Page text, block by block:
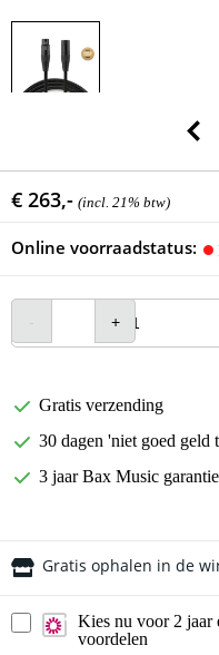
€ 263,- (incl. 21% btw)
Online voorraadstatus:
Gratis verzending
30 dagen 'niet goed geld
3 jaar Bax Music garantie
Gratis ophalen in de
Kies nu voor 2 jaar
voordelen